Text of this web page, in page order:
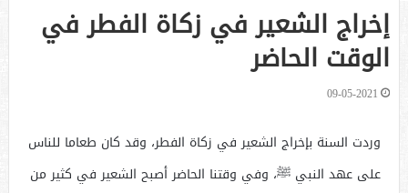
إخراج الشعير في زكاة الفطر في
الوقت الحاضر
09-05-2021
وردت السنة بإخراج الشعير في زكاة الفطر، وقد كان طعاما للناس
على عهد النبي ﷺ، وفي وقتنا الحاضر أصبح الشعير في كثير من